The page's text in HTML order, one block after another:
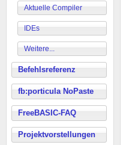
Aktuelle Compiler
IDEs
Weitere...
Befehlsreferenz
fb:porticula NoPaste
FreeBASIC-FAQ
Projektvorstellungen